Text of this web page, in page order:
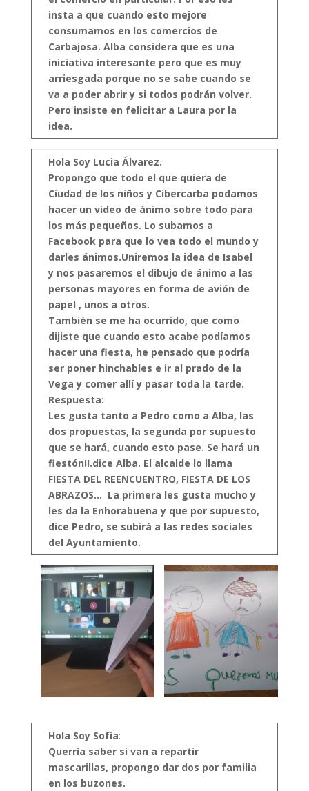
insta a que cuando esto mejore
consumamos en los comercios de
Carbajosa. Alba considera que es una
iniciativa interesante pero que es muy
arriesgada porque no se sabe cuando se
va a poder abrir y si todos podrán volver.
Pero insiste en felicitar a Laura por la
idea.
Hola Soy Lucia Álvarez.
Propongo que todo el que quiera de
Ciudad de los niños y Cibercarba podamos
hacer un video de ánimo sobre todo para
los más pequeños. Lo subamos a
Facebook para que lo vea todo el mundo y
darles ánimos.Uniremos la idea de Isabel
y nos pasaremos el dibujo de ánimo a las
personas mayores en forma de avión de
papel , unos a otros.
También se me ha ocurrido, que como
dijiste que cuando esto acabe podíamos
hacer una fiesta, he pensado que podría
ser poner hinchables e ir al prado de la
Vega y comer allí y pasar toda la tarde.
Respuesta:
Les gusta tanto a Pedro como a Alba, las
dos propuestas, la segunda por supuesto
que se hará, cuando esto pase. Se hará un
fiestón!!.dice Alba. El alcalde lo llama
FIESTA DEL REENCUENTRO, FIESTA DE LOS
ABRAZOS… La primera les gusta mucho y
les da la Enhorabuena y que por supuesto,
dice Pedro, se subirá a las redes sociales
del Ayuntamiento.
Hola Soy Sofía:
Querría saber si van a repartir
mascarillas, propongo dar dos por familia
en los buzones.